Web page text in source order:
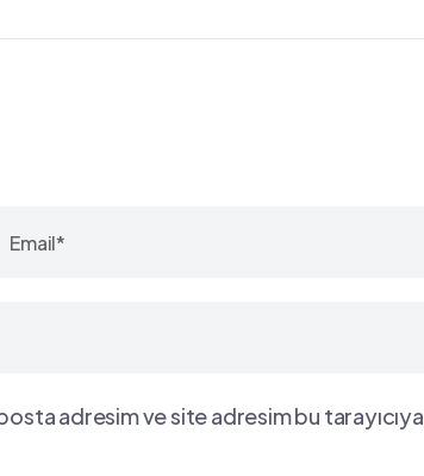
adresim ve site adresim bu tarayıcıya